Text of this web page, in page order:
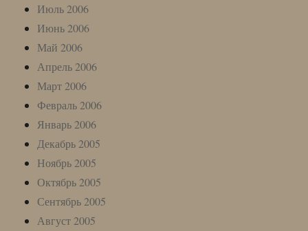
Июль 2006
Июнь 2006
Май 2006
Апрель 2006
Март 2006
Февраль 2006
Январь 2006
Декабрь 2005
Ноябрь 2005
Октябрь 2005
Сентябрь 2005
Август 2005